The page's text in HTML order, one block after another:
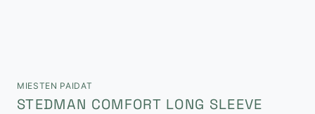
MIESTEN PAIDAT
STEDMAN COMFORT LONG SLEEVE